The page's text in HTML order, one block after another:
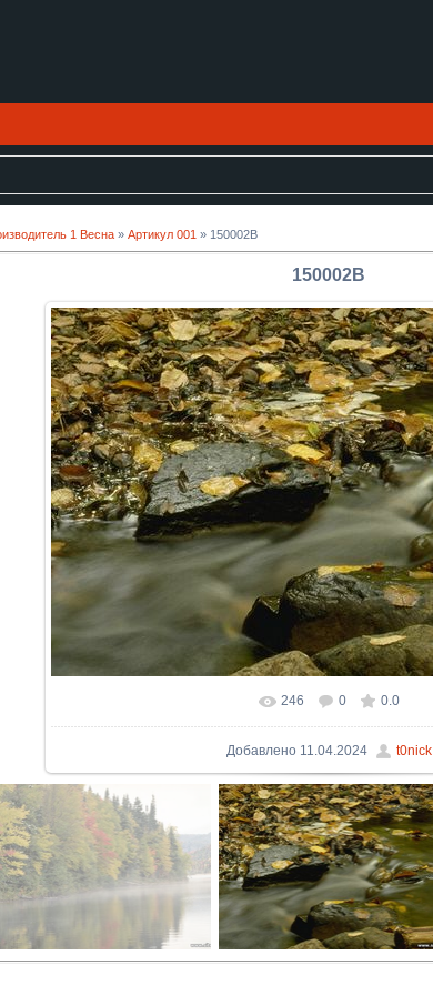
1 Весна » Артикул 001 » 150002B
150002B
В реальном размере 746x495
246 0 0.0
Добавлено 11.04.2024 t0nick